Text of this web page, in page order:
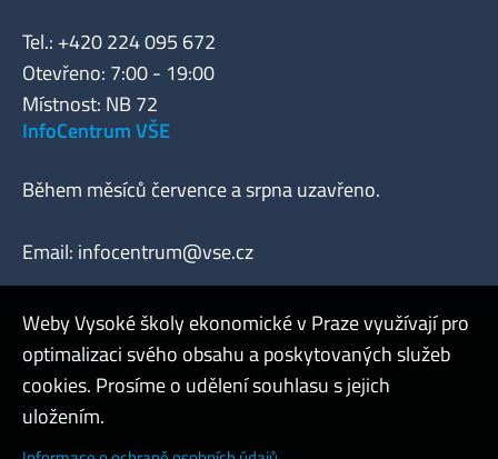
Tel.: +420 224 095 672
Otevřeno: 7:00 - 19:00
Místnost: NB 72
InfoCentrum VŠE
Během měsíců července a srpna uzavřeno.
Email: infocentrum@vse.cz
Webmaster
Admin
Weby Vysoké školy ekonomické v Praze využívají pro
optimalizaci svého obsahu a poskytovaných služeb
cookies. Prosíme o udělení souhlasu s jejich
uložením.